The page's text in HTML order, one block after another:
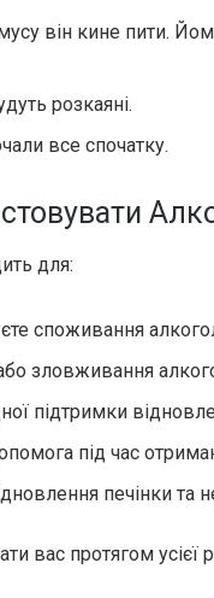
він кине пити.
розкаяні.
все спочатку.
для:
споживання
зловживання
підтримки
під час
печінки та
вас протягом усієї